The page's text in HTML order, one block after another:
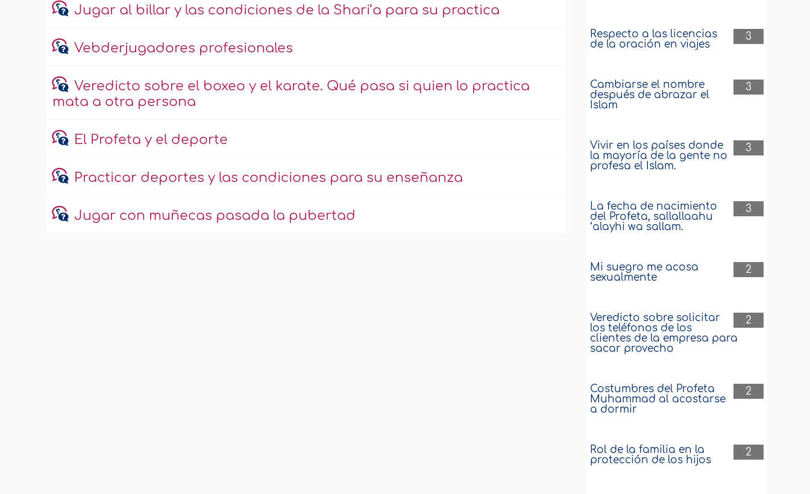
Jugar al billar y las condiciones de la Shari’a para su practica
Vebderjugadores profesionales
Veredicto sobre el boxeo y el karate. Qué pasa si quien lo practica
mata a otra persona
El Profeta y el deporte
Practicar deportes y las condiciones para su enseñanza
Jugar con muñecas pasada la pubertad
3
Respecto a las licencias
de la oración en viajes
3
Cambiarse el nombre
después de abrazar el
Islam
3
Vivir en los países donde
la mayoría de la gente no
profesa el Islam.
3
La fecha de nacimiento
del Profeta, sallallaahu
‘alayhi wa sallam.
2
Mi suegro me acosa
sexualmente
2
Veredicto sobre solicitar
los teléfonos de los
clientes de la empresa para
sacar provecho
2
Costumbres del Profeta
Muhammad al acostarse
a dormir
2
Rol de la familia en la
protección de los hijos